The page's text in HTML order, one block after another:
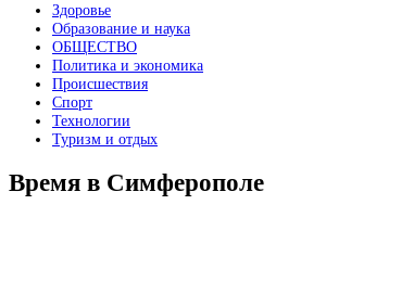
Здоровье
Образование и наука
ОБЩЕСТВО
Политика и экономика
Происшествия
Спорт
Технологии
Туризм и отдых
Время в Симферополе